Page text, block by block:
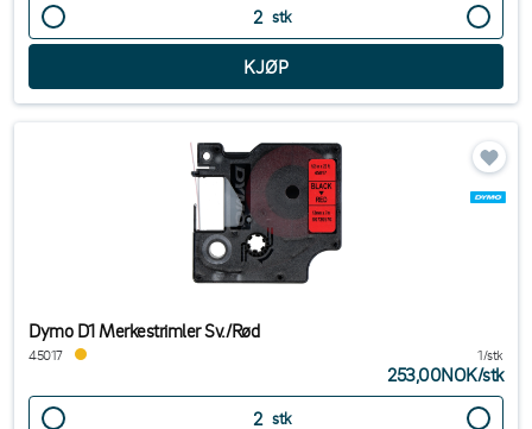
stk
Dymo D1 Merkestrimler Sv./Rød
45017 1/stk
253,00NOK/stk
stk